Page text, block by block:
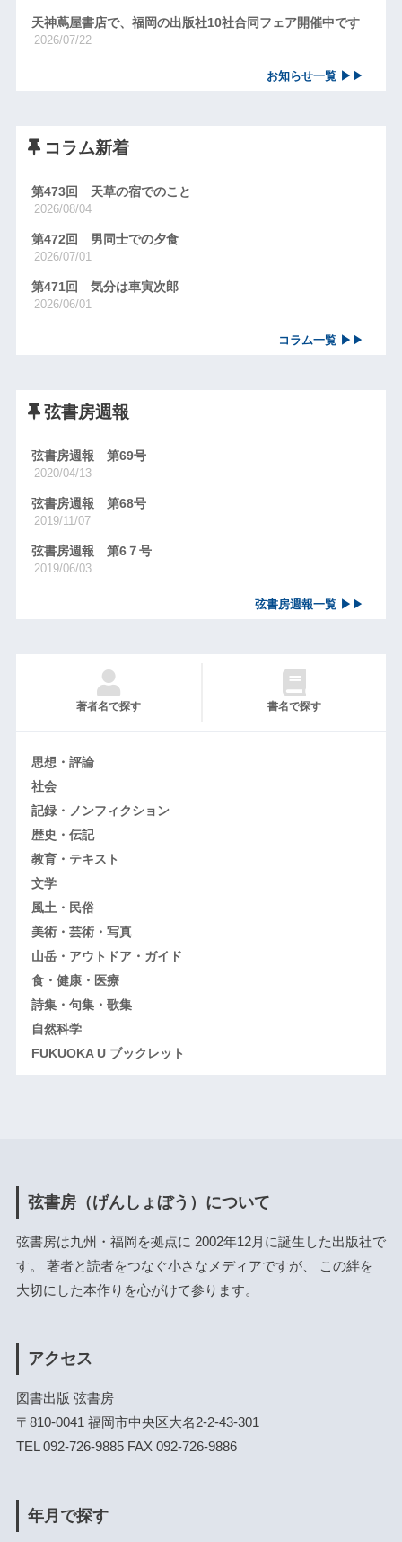
天神蔦屋書店で、福岡の出版社10社合同フェア開催中です
2026/07/22
お知らせ一覧 ▶▶
コラム新着
第473回 天草の宿でのこと
2026/08/04
第472回 男同士での夕食
2026/07/01
第471回 気分は車寅次郎
2026/06/01
コラム一覧 ▶▶
弦書房週報
弦書房週報 第69号
2020/04/13
弦書房週報 第68号
2019/11/07
弦書房週報 第6７号
2019/06/03
弦書房週報一覧 ▶▶
著者名で探す 書名で探す
思想・評論
社会
記録・ノンフィクション
歴史・伝記
教育・テキスト
文学
風土・民俗
美術・芸術・写真
山岳・アウトドア・ガイド
食・健康・医療
詩集・句集・歌集
自然科学
FUKUOKA U ブックレット
弦書房（げんしょぼう）について
弦書房は九州・福岡を拠点に 2002年12月に誕生した出版社で
す。 著者と読者をつなぐ小さなメディアですが、 この絆を
大切にした本作りを心がけて参ります。
アクセス
図書出版 弦書房
〒810-0041 福岡市中央区大名2-2-43-301
TEL 092-726-9885 FAX 092-726-9886
年月で探す